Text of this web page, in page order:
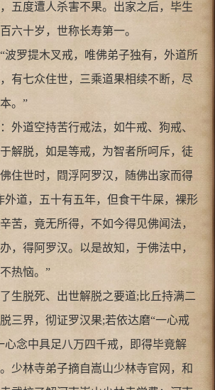
五度遭人杀害不果。出家之后，毕生
六十岁，世称长寿第一。
波罗提木叉戒，唯佛弟子独有，外道所
有七众住世，三乘道果相续不断，尽
。”
外道空持苦行戒法，如牛戒、狗戒、
解脱，如是等戒，为智者所呵斥，徒
住世时，閰浮阿罗汉，随佛出家而得
外道，五十有五年，但食干牛屎，裸形
苦，竟无所得，不如今得见佛闻法，
，得阿罗汉。以是故知，于佛法中，
热恼。”
生脱死、出世解脱之要道;比丘持满二
三界，彻证罗汉果;若依达磨“一心戒
心念中具足八万四千戒，即得毕竟解
少林寺弟子摘自嵩山少林寺官网，和